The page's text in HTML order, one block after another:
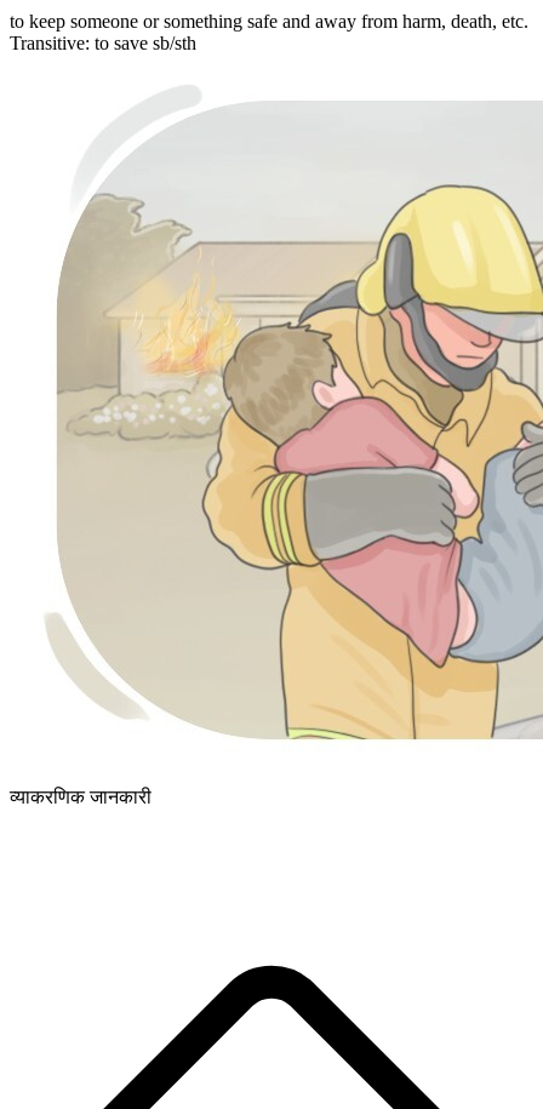
to keep someone or something safe and away from harm, death, etc.
Transitive: to save sb/sth
व्याकरणिक जानकारी